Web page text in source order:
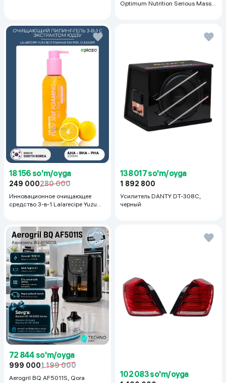
Optimum Nutrition Serious Mass,
18 156 so'm/oyga
249 000280 000
Инновационное очищающее
средство 3-в-1 Lalarecipe Yuzu
138 017 so'm/oyga
1 892 800
Усилитель DANTY DT-308C,
черный
72 844 so'm/oyga
999 0001 199 000
Aerogril BQ AF5011S, Qora 102 083 so'm/oyga